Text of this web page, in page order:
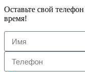
Оставьте свой
время!